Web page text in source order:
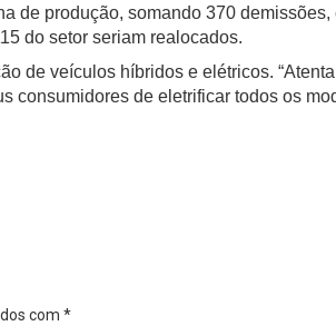
de produção, somando 370
do setor seriam realocados.
de veículos híbridos e elétricos.
de eletrificar todos os
com *